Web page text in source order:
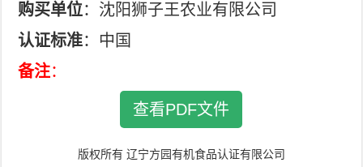
购买单位：沈阳狮子王农业有限公司
认证标准：中国
备注：
查看PDF文件
版权所有 辽宁方园有机食品认证有限公司